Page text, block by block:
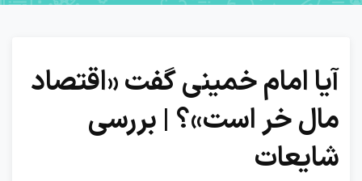
آیا امام خمینی گفت «اقتصاد
مال خر است»؟ | بررسی
شایعات